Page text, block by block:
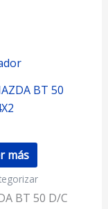
BT 50
más
BT 50 D/C